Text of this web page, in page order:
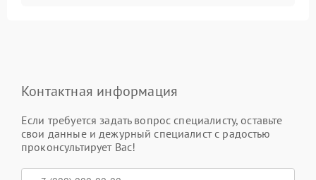
Контактная информация
Если требуется задать вопрос специалисту, оставьте
свои данные и дежурный специалист с радостью
проконсультирует Вас!